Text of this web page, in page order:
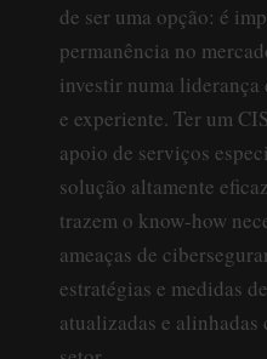
de ser uma opção: é
permanência no
investir numa liderança
e experiente. Ter um
apoio de serviços
solução altamente
trazem o know-how
ameaças de
estratégias e medidas
atualizadas e